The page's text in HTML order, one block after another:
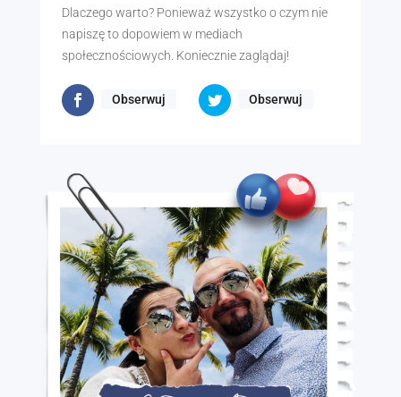
Dlaczego warto? Ponieważ wszystko o czym nie
napiszę to dopowiem w mediach
społecznościowych. Koniecznie zaglądaj!
Obserwuj Obserwuj